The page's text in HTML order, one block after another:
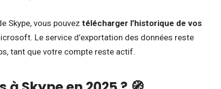
Skype, vous pouvez télécharger l’historique de vos
Le service d’exportation des données reste
tant que votre compte reste actif.